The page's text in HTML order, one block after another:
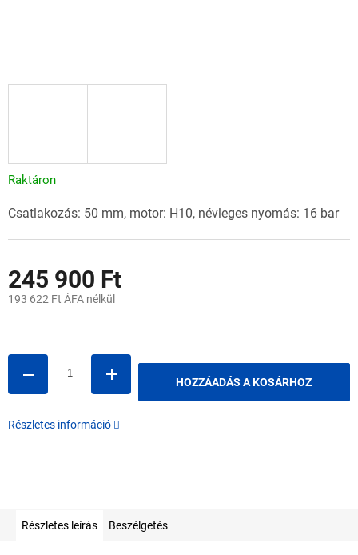
245 900 Ft
193 622 Ft ÁFA nélkül
Raktáron
HOZZÁADÁS A KOSÁRHOZ
Csatlakozás: 50 mm, motor: H10, névleges nyomás: 16 bar
Részletes információ
Részletes leírás Beszélgetés